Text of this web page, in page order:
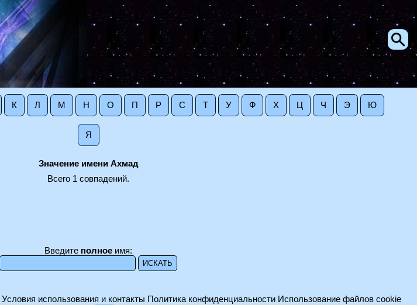
К Л М Н О П Р С Т У Ф Х Ц Ч Э Ю
Я
Значение имени Ахмад
Всего 1 совпадений.
Введите полное имя:
Условия использования и контакты Политика конфиденциальности Использование файлов cookie